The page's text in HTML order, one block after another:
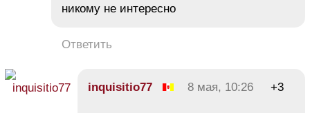
никому не интересно
Ответить
inquisitiо77 8 мая, 10:26 +3